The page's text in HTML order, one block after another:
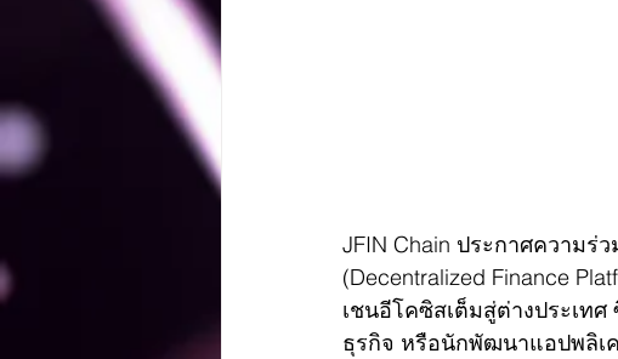
JFIN Chain ประกาศความร่
(Decentralized Finance
เชนอีโคซิสเต็มสู่ต่างประเท
ธุรกิจ หรือนักพัฒนาแอปพลิเ